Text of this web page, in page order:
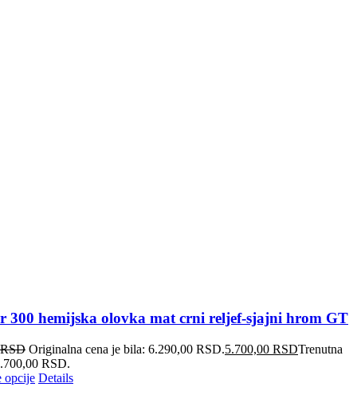
300 hemijska olovka mat crni reljef-sjajni hrom GT
RSD Originalna cena je bila: 6.290,00 RSD.5.700,00 RSDTrenutna
RSD.
opcije Details